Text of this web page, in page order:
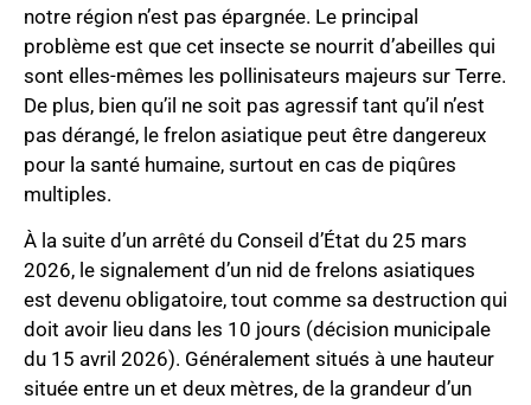
notre région n’est pas épargnée. Le principal
problème est que cet insecte se nourrit d’abeilles qui
sont elles-mêmes les pollinisateurs majeurs sur Terre.
De plus, bien qu’il ne soit pas agressif tant qu’il n’est
pas dérangé, le frelon asiatique peut être dangereux
pour la santé humaine, surtout en cas de piqûres
multiples.
À la suite d’un arrêté du Conseil d’État du 25 mars
2026, le signalement d’un nid de frelons asiatiques
est devenu obligatoire, tout comme sa destruction qui
doit avoir lieu dans les 10 jours (décision municipale
du 15 avril 2026). Généralement situés à une hauteur
située entre un et deux mètres, de la grandeur d’un